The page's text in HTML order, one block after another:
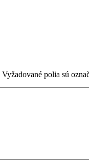
Vyžadované polia sú